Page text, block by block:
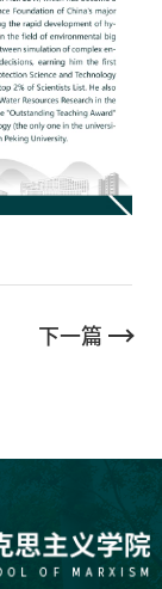
下一篇